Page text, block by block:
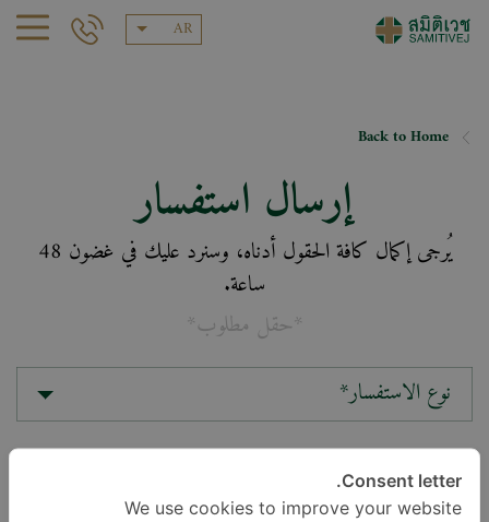
AR
Back to Home
إرسال استفسار
يُرجى إكمال كافة الحقول أدناه، وسنرد عليك في غضون 48
ساعة.
*حقل مطلوب*
نوع الاستفسار*
الموقع*
Consent letter.
We use cookies to improve your website